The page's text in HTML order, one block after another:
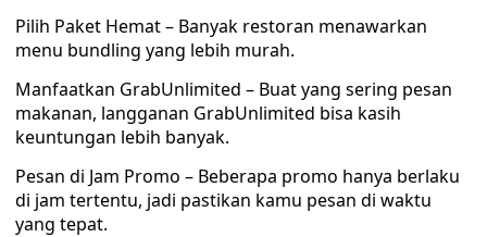
Pilih Paket Hemat – Banyak restoran menawarkan
menu bundling yang lebih murah.
Manfaatkan GrabUnlimited – Buat yang sering pesan
makanan, langganan GrabUnlimited bisa kasih
keuntungan lebih banyak.
Pesan di Jam Promo – Beberapa promo hanya berlaku
di jam tertentu, jadi pastikan kamu pesan di waktu
yang tepat.